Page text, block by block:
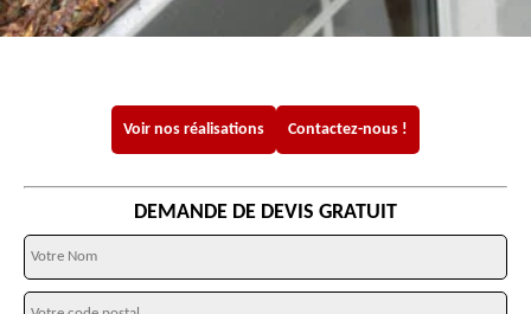
Voir nos réalisations Contactez-nous !
DEMANDE DE DEVIS GRATUIT